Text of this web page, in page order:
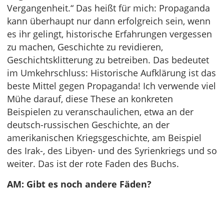
Vergangenheit.“ Das heißt für mich: Propaganda
kann überhaupt nur dann erfolgreich sein, wenn
es ihr gelingt, historische Erfahrungen vergessen
zu machen, Geschichte zu revidieren,
Geschichtsklitterung zu betreiben. Das bedeutet
im Umkehrschluss: Historische Aufklärung ist das
beste Mittel gegen Propaganda! Ich verwende viel
Mühe darauf, diese These an konkreten
Beispielen zu veranschaulichen, etwa an der
deutsch-russischen Geschichte, an der
amerikanischen Kriegsgeschichte, am Beispiel
des Irak-, des Libyen- und des Syrienkriegs und so
weiter. Das ist der rote Faden des Buchs.
AM: Gibt es noch andere Fäden?